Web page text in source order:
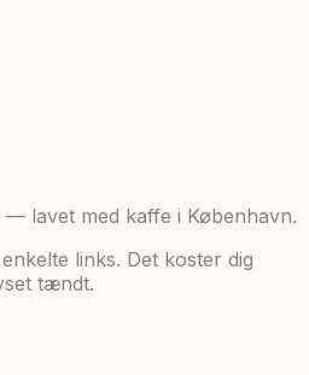
— lavet med kaffe i København.
links. Det koster dig
tændt.